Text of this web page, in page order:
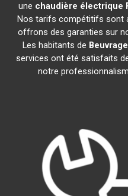
une chaudière électrique
Nos tarifs compétitifs sont
offrons des garanties sur
Les habitants de
services ont été satisfaits
notre